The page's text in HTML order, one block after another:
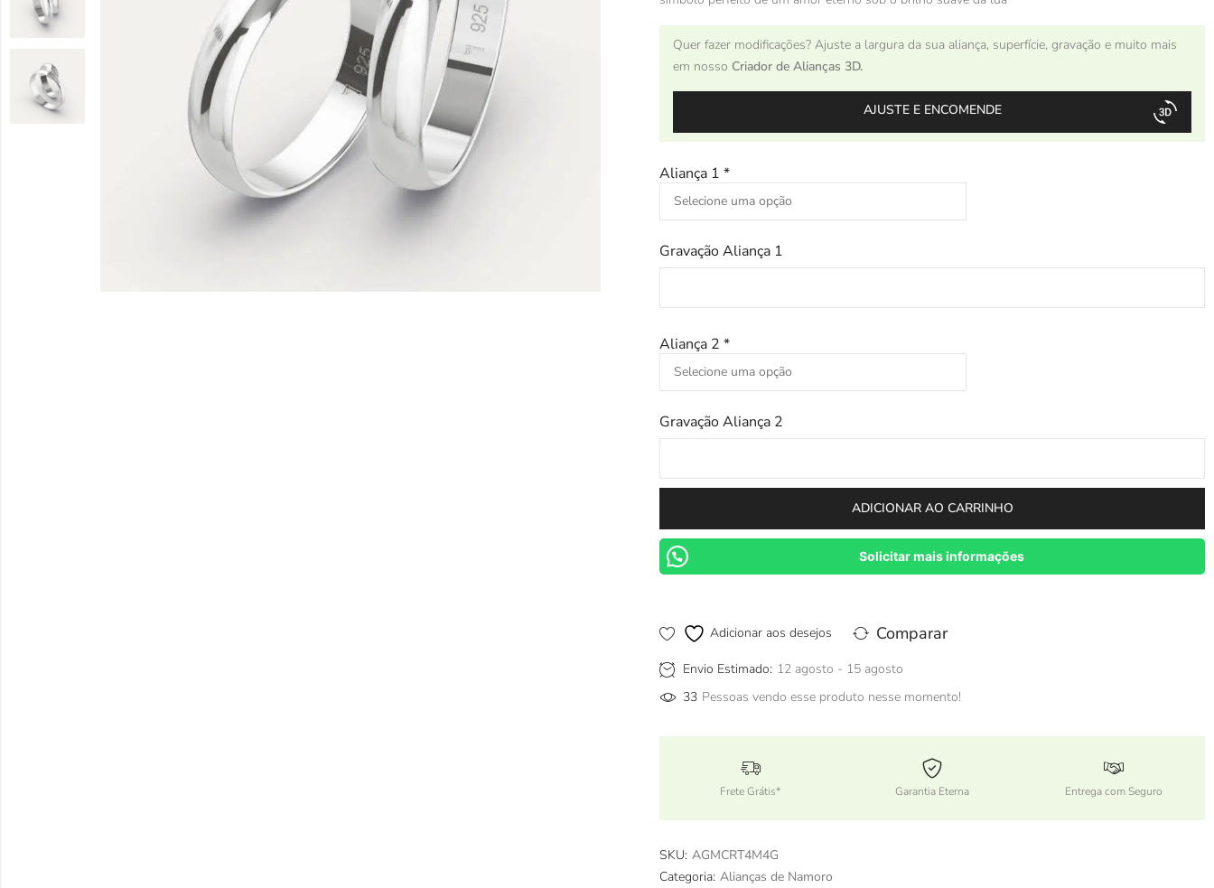
Quer fazer modificações? Ajuste a largura da sua aliança, superfície, gravação e muito mais
em nosso Criador de Alianças 3D.
AJUSTE E ENCOMENDE
Aliança 1 *
Gravação Aliança 1
Aliança 2 *
Gravação Aliança 2
ADICIONAR AO CARRINHO
Solicitar mais informações
Adicionar aos desejos Comparar
Envio Estimado: 12 agosto - 15 agosto
33 Pessoas vendo esse produto nesse momento!
Frete Grátis* Garantia Eterna Entrega com Seguro
SKU: AGMCRT4M4G
Categoria: Alianças de Namoro